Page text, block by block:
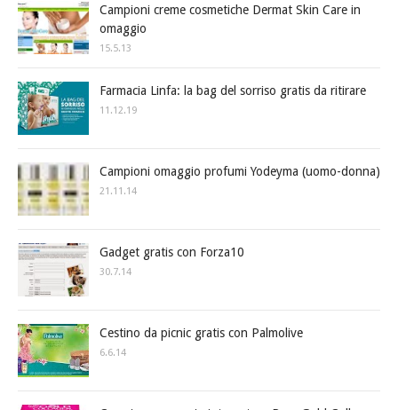
Campioni creme cosmetiche Dermat Skin Care in
omaggio
15.5.13
Farmacia Linfa: la bag del sorriso gratis da ritirare
11.12.19
Campioni omaggio profumi Yodeyma (uomo-donna)
21.11.14
Gadget gratis con Forza10
30.7.14
Cestino da picnic gratis con Palmolive
6.6.14